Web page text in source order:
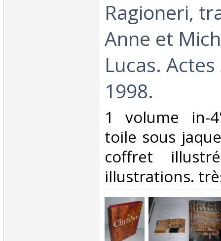
Ragioneri,
Anne et
Lucas.
1998.‎
‎1 volume in-
toile sous
coffret
illustrations.